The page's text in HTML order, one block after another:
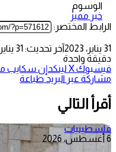
الوسوم
خبر مميز
الرابط المختصر:
31 يناير، 2023
آخر تحديث: 31 يناير، 2023
دقيقة واحدة
فيسبوك‫Xلينكدإن سكايب
مشاركة عبر البريد طباعة
أقرأ التالي
فلسطينيات
6 أغسطس، 2026